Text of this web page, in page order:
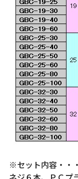
※セット内容・・